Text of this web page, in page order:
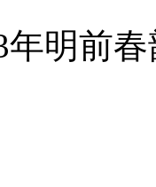
明前